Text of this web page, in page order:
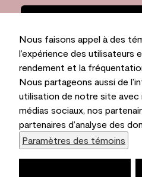
Nous faisons appel à des
l’expérience des utilisateurs
rendement et la
Nous partageons aussi de
utilisation de notre site avec
médias sociaux, nos
partenaires d’analyse des
Paramètres des témoins
maison